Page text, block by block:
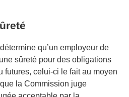
qu’un employeur de
sûreté pour des obligations
futures, celui-ci le fait au moyen
la Commission juge